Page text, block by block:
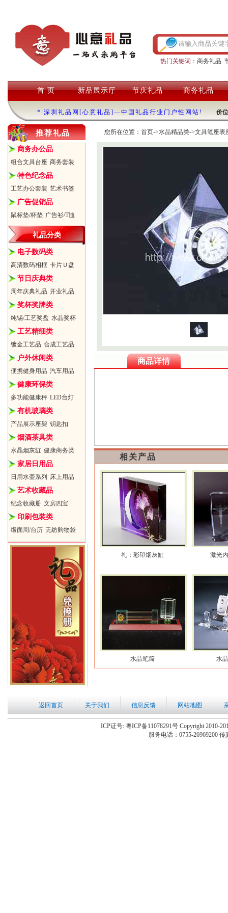
热门关键词： 商务礼品
首 页 新品展示厅 节庆礼品 商务礼品
*.深圳礼品网[心意礼品]—中国礼品行业门户性网站! 价
推荐礼品
商务办公品
组合文具台座 商务套装
特色纪念品
工艺办公套装 艺术书签
广告促销品
鼠标垫/杯垫 广告衫/T恤
礼品分类
电子数码类
高清数码相框 卡片Ｕ盘
节日庆典类
周年庆典礼品 开业礼品
奖杯奖牌类
纯锡/工艺奖盘 水晶奖杯
工艺精细类
镀金工艺品 合成工艺品
户外休闲类
便携健身用品 汽车用品
健康环保类
多功能健康秤 LED台灯
有机玻璃类
产品展示座架 钥匙扣
烟酒茶具类
水晶烟灰缸 健康商务类
家居日用品
日用水壶系列 床上用品
艺术收藏品
纪念收藏册 文房四宝
印刷包装类
缎面周/台历 无纺购物袋
您所在位置： 首页->水晶精品类->文具笔座表
商品详情
相关产品
礼：彩印烟灰缸 激光
水晶笔筒 水
返回首页 关于我们 信息反馈 网站地图
ICP证号: 粤ICP备11078291号 Copyright 2010-
服务电话：0755-26969200 传